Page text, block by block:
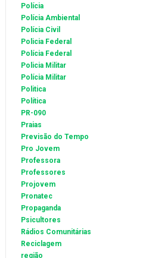
Polícia
Polícia Ambiental
Polícia Civil
Policia Federal
Polícia Federal
Policia Militar
Polícia Militar
Politica
Política
PR-090
Praias
Previsão do Tempo
Pro Jovem
Professora
Professores
Projovem
Pronatec
Propaganda
Psicultores
Rádios Comunitárias
Reciclagem
região